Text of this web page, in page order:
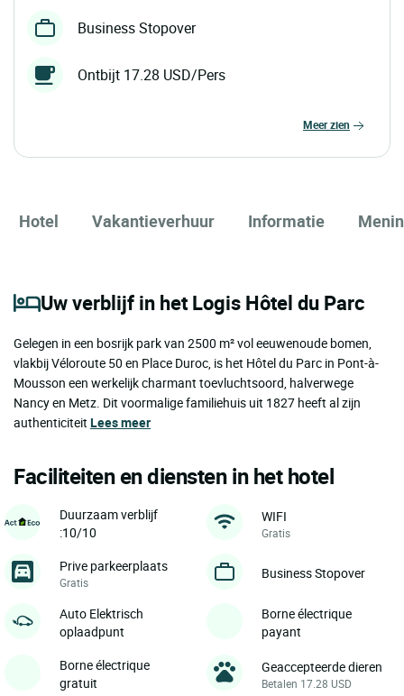
Business Stopover
Ontbijt 17.28 USD/Pers
meer zien
Hotel Vakantieverhuur Informatie
Uw verblijf in het Logis Hôtel du Parc
Gelegen in een bosrijk park van 2500 m² vol eeuwenoude bomen,
vlakbij Véloroute 50 en Place Duroc, is het Hôtel du Parc in Pont-à-
Mousson een werkelijk charmant toevluchtsoord, halverwege
Nancy en Metz. Dit voormalige familiehuis uit 1827 heeft al zijn
authenticiteit Lees meer
Faciliteiten en diensten in het hotel
Duurzaam verblijf
:10/10
WIFI
Gratis
Prive parkeerplaats
Gratis
Business Stopover
Auto Elektrisch
oplaadpunt
Borne électrique
payant
Borne électrique
gratuit
Geaccepteerde dieren
Betalen 17.28 USD